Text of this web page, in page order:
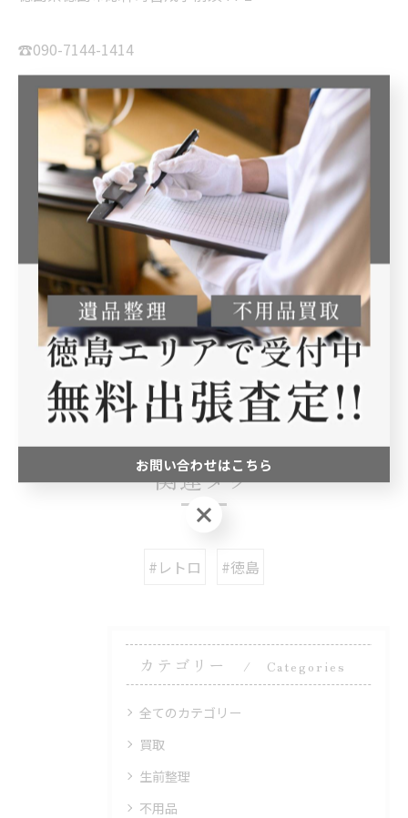
☎️090-7144-1414
DMからの、ご連絡も対応可
徳島県徳島市だけでなく、四国地方、近畿地方、中国地
方、北九州地方に買取実績等多数ございます。遠方だか
らとお気になさらずにご連絡頂ければ幸いです。
#レトロ#うだつの街並み#皿そば#無料出張買取#徳島
< 前のページ 一覧に戻る 次のページ >
関連タグ
#レトロ #徳島
カテゴリー Categories
全てのカテゴリー
買取
生前整理
不用品
お問い合わせはこちら
お問い合わせはこちら